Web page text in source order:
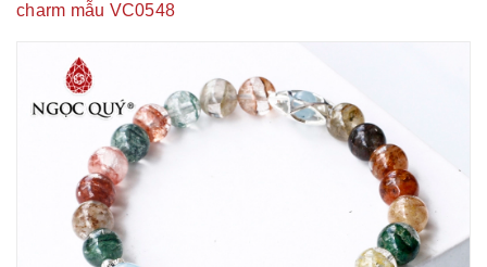
charm mẫu VC0548